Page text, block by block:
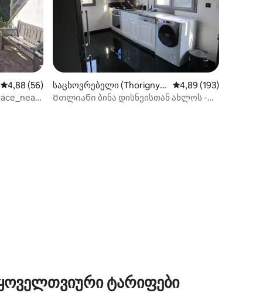
საშუალო შეფასებაა 5‑დან 4,88, 56 მიმოხილვა
4,88 (56)
საცხოვრებელი (Thorigny-s
ur-Marne)
საშუალო შეფასებაა
4,89 (193)
Მთლიანი ბინა დისნეისთან ახლოს -
ტარიფები